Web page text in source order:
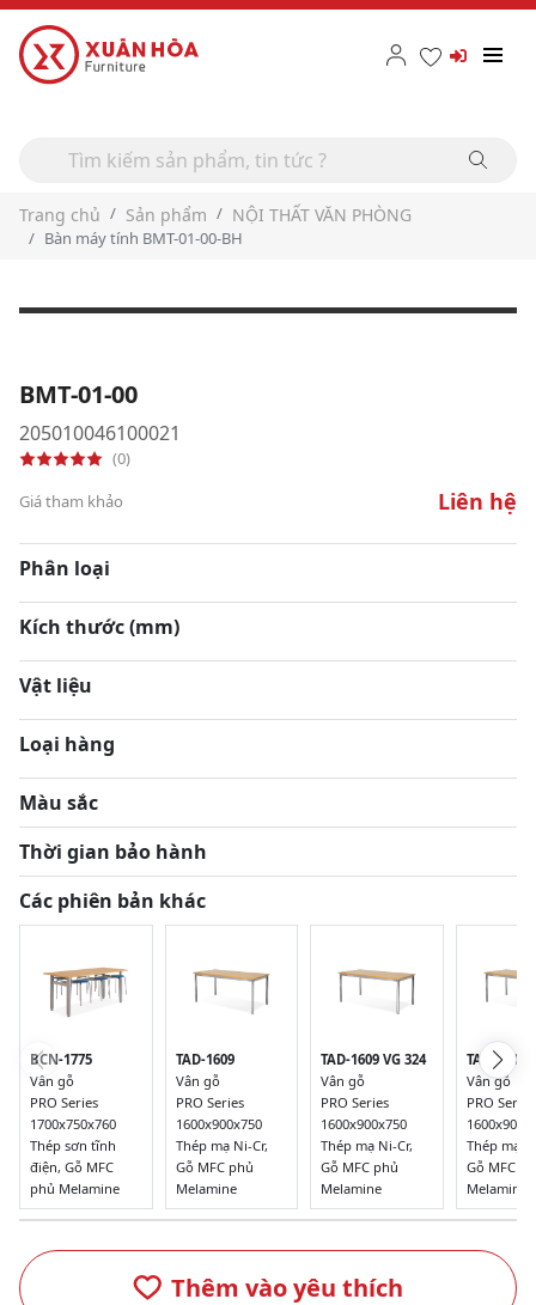
Trang chủ Sản phẩm NỘI THẤT VĂN PHÒNG
Bàn máy tính BMT-01-00-BH
BMT-01-00
205010046100021
(0)
Giá tham khảo
Liên hệ
Phân loại
Kích thước (mm)
Vật liệu
Loại hàng
Màu sắc
Thời gian bảo hành
Các phiên bản khác
BCN-1775
Vân gỗ
PRO Series
1700x750x760
Thép sơn tĩnh
điện, Gỗ MFC
phủ Melamine
TAD-1609
Vân gỗ
PRO Series
1600x900x750
Thép mạ Ni-Cr,
Gỗ MFC phủ
Melamine
TAD-1609 VG 324
Vân gỗ
PRO Series
1600x900x750
Thép mạ Ni-Cr,
Gỗ MFC phủ
Melamine
TAD-1609
Vân gỗ
PRO Series
Thép mạ
Gỗ MFC
Melamine
Thêm vào yêu thích